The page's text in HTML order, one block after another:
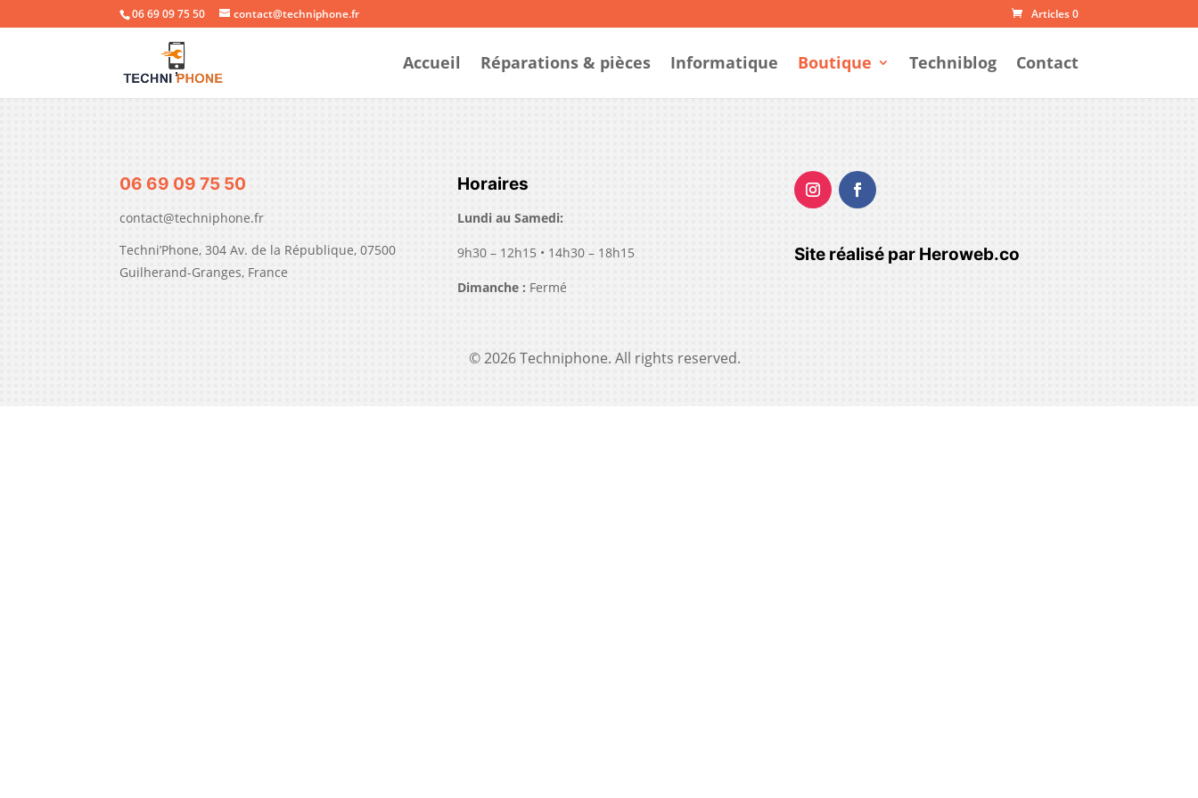
06 69 09 75 50 contact@techniphone.fr Articles 0
Accueil Réparations & pièces Informatique Boutique Techniblog Contact
06 69 09 75 50
contact@techniphone.fr
Techni’Phone, 304 Av. de la République, 07500
Guilherand-Granges, France
Horaires
Lundi au Samedi:
9h30 – 12h15 • 14h30 – 18h15
Dimanche : Fermé
Site réalisé parHeroweb.co
© 2026 Techniphone. All rights reserved.